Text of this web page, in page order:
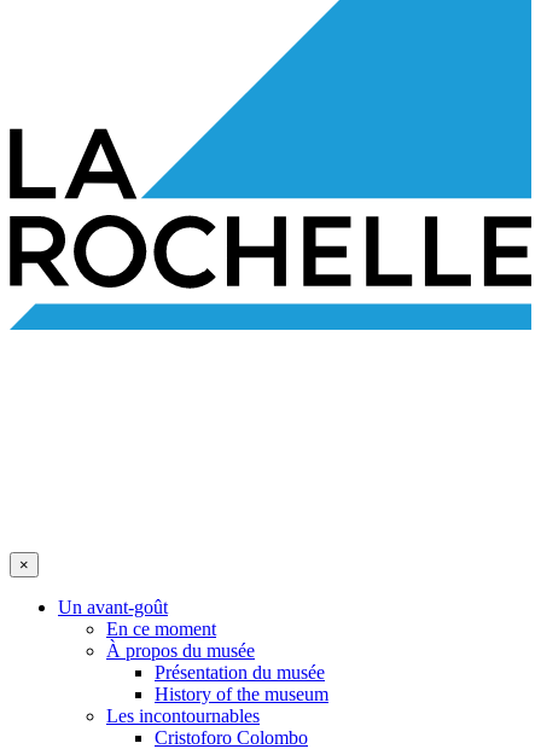
×
Un avant-goût
En ce moment
À propos du musée
Présentation du musée
History of the museum
Les incontournables
Cristoforo Colombo